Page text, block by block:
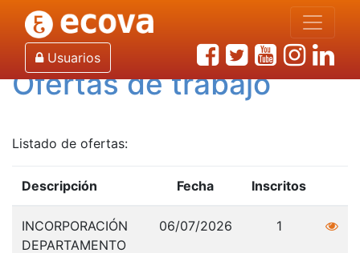
Usuarios
Inicio Empleo
Ofertas de trabajo
Listado de ofertas:
Descripción Fecha Inscritos
INCORPORACIÓN
DEPARTAMENTO
06/07/2026 1